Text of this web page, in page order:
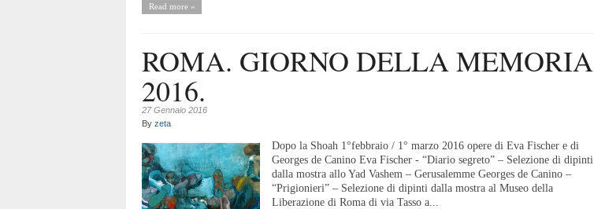
Read more »
ROMA. GIORNO DELLA MEMORIA
2016.
27 Gennaio 2016
By zeta
Dopo la Shoah 1°febbraio / 1° marzo 2016 opere di Eva Fischer e di
Georges de Canino Eva Fischer - “Diario segreto” – Selezione di dipinti
dalla mostra allo Yad Vashem – Gerusalemme Georges de Canino –
“Prigionieri” – Selezione di dipinti dalla mostra al Museo della
Liberazione di Roma di via Tasso a...